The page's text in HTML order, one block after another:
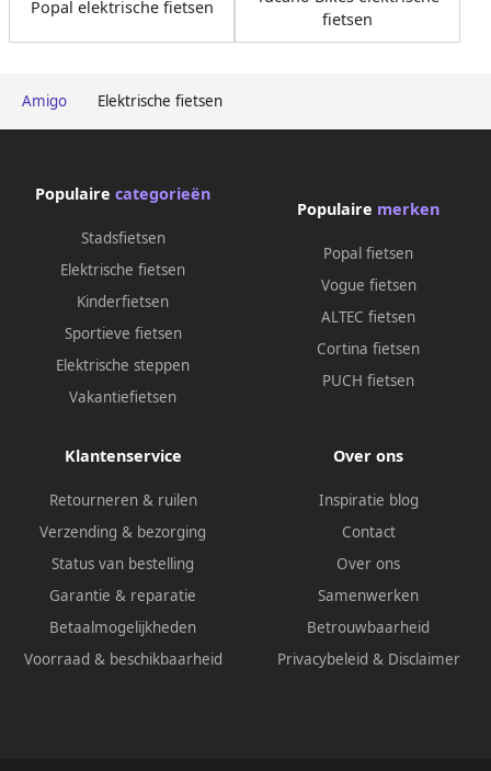
Amigo Elektrische fietsen
Popal elektrische fietsen
fietsen
Populaire categorieën
Stadsfietsen
Elektrische fietsen
Kinderfietsen
Sportieve fietsen
Elektrische steppen
Vakantiefietsen
Populaire merken
Popal fietsen
Vogue fietsen
ALTEC fietsen
Cortina fietsen
PUCH fietsen
Klantenservice
Retourneren & ruilen
Verzending & bezorging
Status van bestelling
Garantie & reparatie
Betaalmogelijkheden
Voorraad & beschikbaarheid
Over ons
Inspiratie blog
Contact
Over ons
Samenwerken
Betrouwbaarheid
Privacybeleid & Disclaimer